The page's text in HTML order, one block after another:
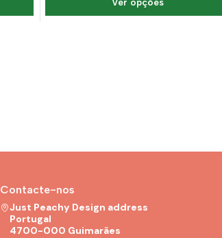
Contacte-nos
Just Peachy Design address
Portugal
4700-000 Guimarães